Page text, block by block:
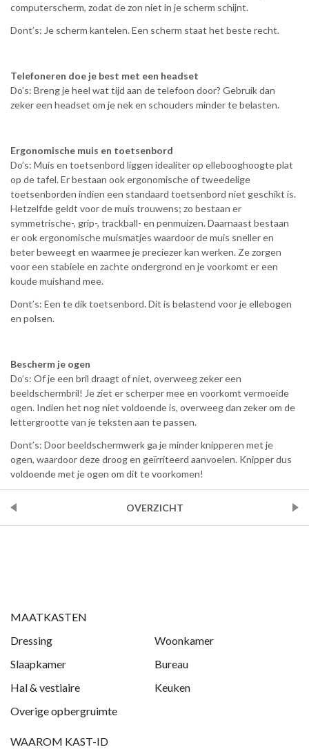
computerscherm, zodat de zon niet in je scherm schijnt.
Dont’s: Je scherm kantelen. Een scherm staat het beste recht.
Telefoneren doe je best met een headset
Do’s: Breng je heel wat tijd aan de telefoon door? Gebruik dan
zeker een headset om je nek en schouders minder te belasten.
Ergonomische muis en toetsenbord
Do’s: Muis en toetsenbord liggen idealiter op ellebooghoogte plat
op de tafel. Er bestaan ook ergonomische of tweedelige
toetsenborden indien een standaard toetsenbord niet geschikt is.
Hetzelfde geldt voor de muis trouwens; zo bestaan er
symmetrische-, grip-, trackball- en penmuizen. Daarnaast bestaan
er ook ergonomische muismatjes waardoor de muis sneller en
beter beweegt en waarmee je preciezer kan werken. Ze zorgen
voor een stabiele en zachte ondergrond en je voorkomt er een
koude muishand mee.
Dont’s: Een te dik toetsenbord. Dit is belastend voor je ellebogen
en polsen.
Bescherm je ogen
Do’s: Of je een bril draagt of niet, overweeg zeker een
beeldschermbril! Je ziet er scherper mee en voorkomt vermoeide
ogen. Indien het nog niet voldoende is, overweeg dan zeker om de
lettergrootte van je teksten aan te passen.
Dont’s: Door beeldschermwerk ga je minder knipperen met je
ogen, waardoor deze droog en geïrriteerd aanvoelen. Knipper dus
voldoende met je ogen om dit te voorkomen!
OVERZICHT
MAATKASTEN
Dressing
Woonkamer
Slaapkamer
Bureau
Hal & vestiaire
Keuken
Overige opbergruimte
WAAROM KAST-ID